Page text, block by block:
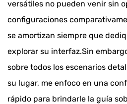
versátiles no pueden venir sin
configuraciones
se amortizan siempre que
explorar su interfaz.Sin
sobre todos los escenarios
su lugar, me enfoco en una
rápido para brindarle la guía